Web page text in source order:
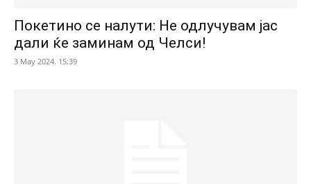
Покетино се налути: Не одлучувам јас
дали ќе заминам од Челси!
3 May 2024. 15:39